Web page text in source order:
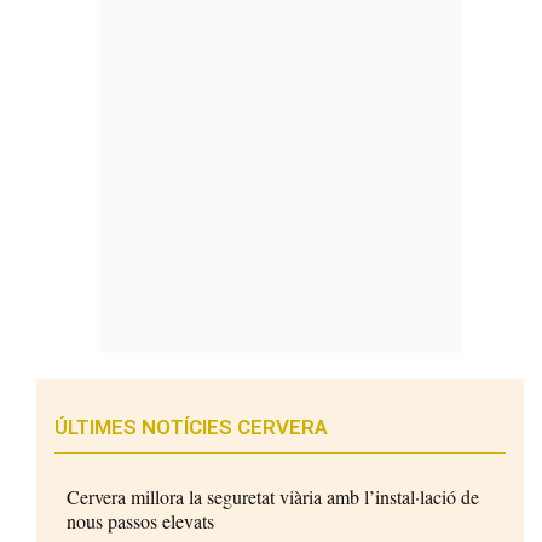
ÚLTIMES NOTÍCIES CERVERA
Cervera millora la seguretat viària amb l’instal·lació de
nous passos elevats